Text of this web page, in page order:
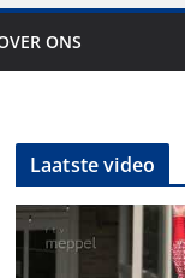
ONS
Laatste video